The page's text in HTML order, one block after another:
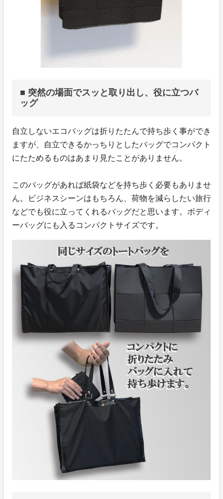
■ 突然の場面でスッと取り出し、役に立つバ
ッグ
自立しないエコバッグは折りたたんで持ち歩く事ができ
ますが、自立できるかっちりとしたバッグでコンパクト
にたためるものはあまり見たことがありません。
このバッグがあれば紙袋などを持ち歩く必要もありませ
ん。ビジネスシーンはもちろん、荷物を減らしたい旅行
などでも役に立ってくれるバッグだと思います。ボディ
ーバッグにも入るコンパクトサイズです。